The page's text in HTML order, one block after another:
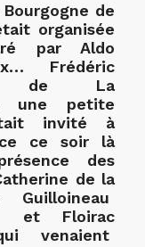
de
organisée
par Aldo
Frédéric
de La
une petite
invité à
ce soir là
des
de la
et Floirac
venaient